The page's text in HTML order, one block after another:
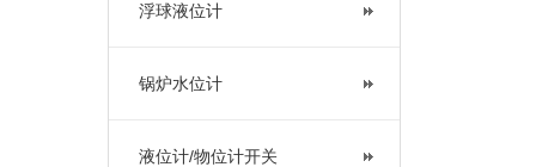
浮球液位计
锅炉水位计
液位计/物位计开关